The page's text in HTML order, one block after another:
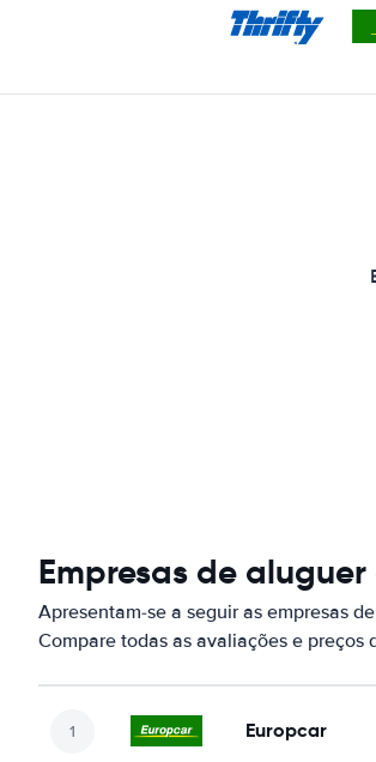
Empresas de
Apresentam-se a seguir as empresas
Compare todas as avaliações e preços
Europcar